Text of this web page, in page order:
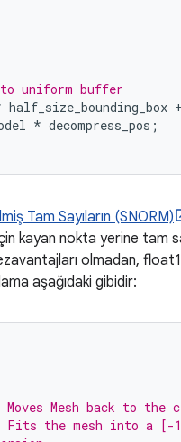
uniform buffer
half_size_bounding_box +
* decompress_pos ;
Tam Sayıların (SNORM)
kayan nokta yerine tam
olmadan,
aşağıdaki gibidir:
Mesh back to the
the mesh into a [-